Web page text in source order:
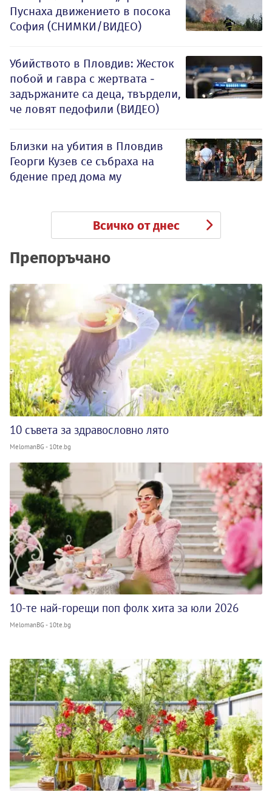
Пуснаха движението в посока
София (СНИМКИ/ВИДЕО)
Убийството в Пловдив: Жесток
побой и гавра с жертвата -
задържаните са деца, твърдели,
че ловят педофили (ВИДЕО)
Близки на убития в Пловдив
Георги Кузев се събраха на
бдение пред дома му
Всичко от днес
Препоръчано
10 съвета за здравословно лято
MelomanBG - 10te.bg
10-те най-горещи поп фолк хита за юли 2026
MelomanBG - 10te.bg